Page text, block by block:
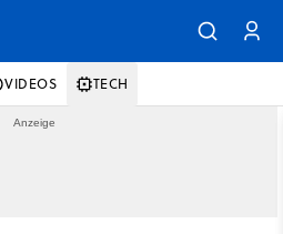
VIDEOS TECH